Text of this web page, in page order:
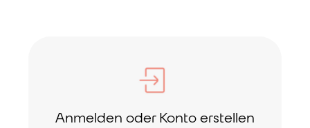
Anmelden oder Konto erstellen